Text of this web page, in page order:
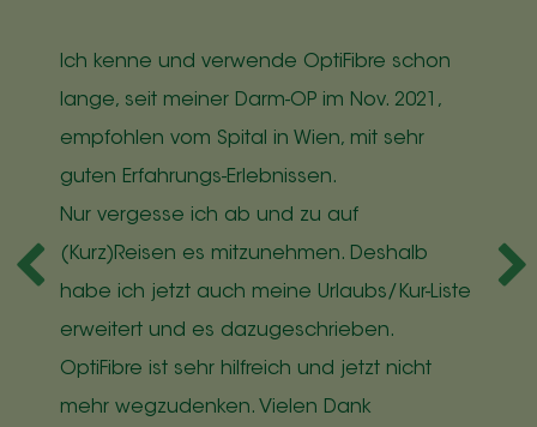
Ich kenne und verwende OptiFibre schon
lange, seit meiner Darm-OP im Nov. 2021,
empfohlen vom Spital in Wien, mit sehr
guten Erfahrungs-Erlebnissen.
Nur vergesse ich ab und zu auf
(Kurz)Reisen es mitzunehmen. Deshalb
habe ich jetzt auch meine Urlaubs/Kur-Liste
erweitert und es dazugeschrieben.
OptiFibre ist sehr hilfreich und jetzt nicht
mehr wegzudenken. Vielen Dank